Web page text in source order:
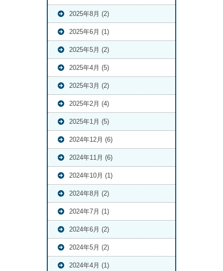
2025年8月 (2)
2025年6月 (1)
2025年5月 (2)
2025年4月 (5)
2025年3月 (2)
2025年2月 (4)
2025年1月 (5)
2024年12月 (6)
2024年11月 (6)
2024年10月 (1)
2024年8月 (2)
2024年7月 (1)
2024年6月 (2)
2024年5月 (2)
2024年4月 (1)